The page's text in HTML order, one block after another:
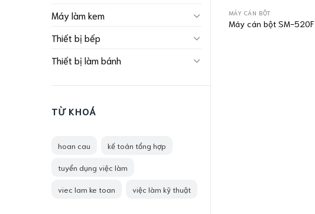
Máy làm kem
Thiết bị bếp
Thiết bị làm bánh
TỪ KHOÁ
hoan cau kế toán tổng hợp
tuyển dụng việc làm
viec lam ke toan việc làm kỹ thuật
MÁY CÁN BỘT
Máy cán bột SM-520F